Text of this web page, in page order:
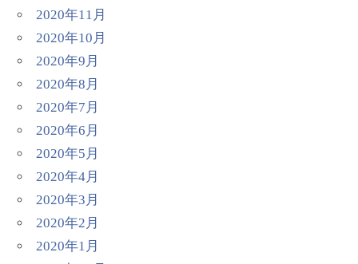
2020年11月
2020年10月
2020年9月
2020年8月
2020年7月
2020年6月
2020年5月
2020年4月
2020年3月
2020年2月
2020年1月